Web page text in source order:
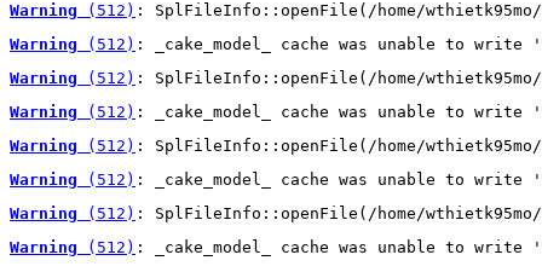
Warning (512) : SplFileInfo::openFile(/home/wthietk95mo/
Warning (512) : _cake_model_ cache was unable to
Warning (512) : SplFileInfo::openFile(/home/wthietk95mo/
Warning (512) : _cake_model_ cache was unable to
Warning (512) : SplFileInfo::openFile(/home/wthietk95mo/
Warning (512) : _cake_model_ cache was unable to
Warning (512) : SplFileInfo::openFile(/home/wthietk95mo/
Warning (512) : _cake_model_ cache was unable to